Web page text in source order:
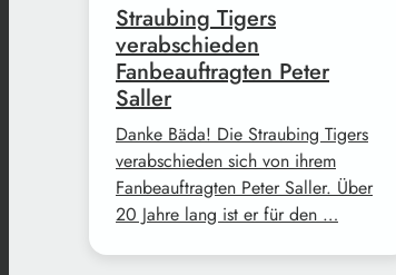
Straubing Tigers
verabschieden
Fanbeauftragten Peter
Saller
Danke Bäda! Die Straubing Tigers
verabschieden sich von ihrem
Fanbeauftragten Peter Saller. Über
20 Jahre lang ist er für den …